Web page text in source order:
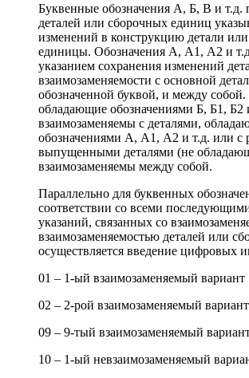
Буквенные обозначения А, Б, В и т.д.
деталей или сборочных единиц
изменений в конструкцию детали
единицы. Обозначения А, А1, А2 и
указанием сохранения изменений
взаимозаменяемости с основной
обозначенной буквой, и между собой.
обладающие обозначениями Б, Б1, Б2
взаимозаменяемы с деталями,
обозначениями А, А1, А2 и т.д. или с
выпущенными деталями (не
взаимозаменяемы между собой.
Параллельно для буквенных
соответствии со всеми
указаний, связанных со
взаимозаменяемостью деталей или
осуществляется введение цифровых
01 – 1-ый взаимозаменяемый вариант
02 – 2-рой взаимозаменяемый вариант
09 – 9-тый взаимозаменяемый
10 – 1-ый невзаимозаменяемый